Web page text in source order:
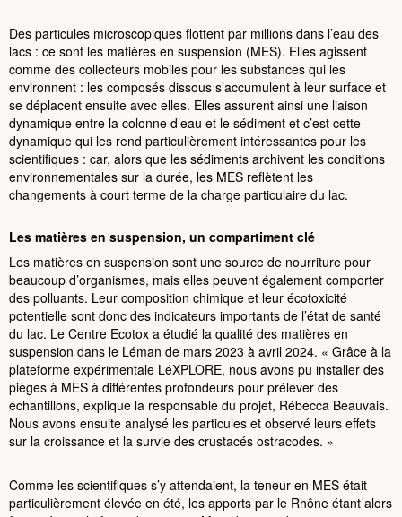
Des particules microscopiques flottent par millions dans l’eau des
lacs : ce sont les matières en suspension (MES). Elles agissent
comme des collecteurs mobiles pour les substances qui les
environnent : les composés dissous s’accumulent à leur surface et
se déplacent ensuite avec elles. Elles assurent ainsi une liaison
dynamique entre la colonne d’eau et le sédiment et c’est cette
dynamique qui les rend particulièrement intéressantes pour les
scientifiques : car, alors que les sédiments archivent les conditions
environnementales sur la durée, les MES reflètent les
changements à court terme de la charge particulaire du lac.
Les matières en suspension, un compartiment clé
Les matières en suspension sont une source de nourriture pour
beaucoup d’organismes, mais elles peuvent également comporter
des polluants. Leur composition chimique et leur écotoxicité
potentielle sont donc des indicateurs importants de l’état de santé
du lac. Le Centre Ecotox a étudié la qualité des matières en
suspension dans le Léman de mars 2023 à avril 2024. « Grâce à la
plateforme expérimentale LéXPLORE, nous avons pu installer des
pièges à MES à différentes profondeurs pour prélever des
échantillons, explique la responsable du projet, Rébecca Beauvais.
Nous avons ensuite analysé les particules et observé leurs effets
sur la croissance et la survie des crustacés ostracodes. »
Comme les scientifiques s’y attendaient, la teneur en MES était
particulièrement élevée en été, les apports par le Rhône étant alors